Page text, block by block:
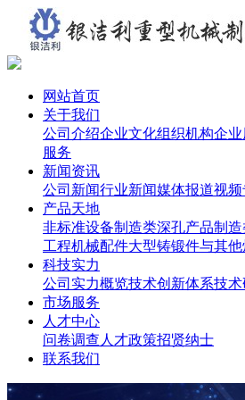
网站首页
关于我们
公司介绍企业文化组织机构企业
服务
新闻资讯
公司新闻行业新闻媒体报道视频
产品天地
非标准设备制造类深孔产品制造
工程机械配件大型铸锻件与其他
科技实力
公司实力概览技术创新体系技
市场服务
人才中心
问卷调查 人才政策招贤纳士
联系我们